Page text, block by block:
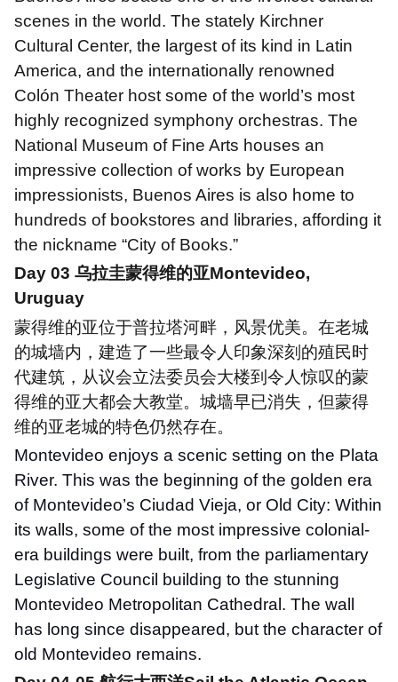
scenes in the world. The stately Kirchner
Cultural Center, the largest of its kind in Latin
America, and the internationally renowned
Col ón Theater host some of the world’s most
highly recognized symphony orchestras. The
National Museum of Fine Arts houses an
impressive collection of works by European
impressionists, Buenos Aires is also home to
hundreds of bookstores and libraries, affording it
the nickname “City of Books.”
Day 03 乌拉圭蒙得维的亚Montevideo,
Uruguay
蒙得维的亚位于普拉塔河畔，风景优美。在老城
的城墙内，建造了一些最令人印象深刻的殖民时
代建筑，从议会立法委员会大楼到令人惊叹的蒙
得维的亚大都会大教堂。城墙早已消失，但蒙得
维的亚老城的特色仍然存在。
Montevideo enjoys a scenic setting on the Plata
River. This was the beginning of the golden era
of Montevideo’s Ciudad Vieja, or Old City: Within
its walls, some of the most impressive colonial-
era buildings were built, from the parliamentary
Legislative Council building to the stunning
Montevideo Metropolitan Cathedral. The wall
has long since disappeared, but the character of
old Montevideo remains.